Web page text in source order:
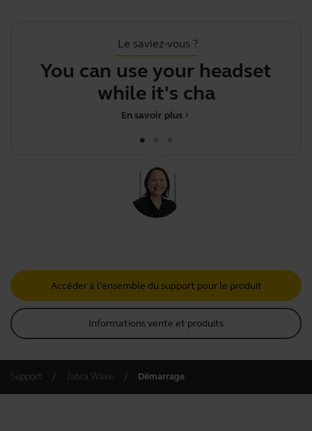
Le saviez-vous ?
You can use your headset
while it's chargin
chevron_right
En savoir plus
Accéder à l'ensemble du support pour le produit
Informations vente et produits
Support Jabra Wave Démarrage